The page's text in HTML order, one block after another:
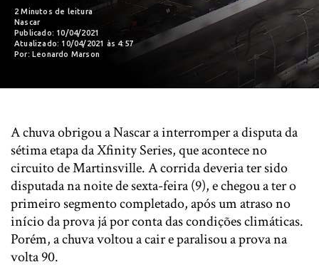
2 Minutos de leitura
Nascar
Publicado: 10/04/2021
Atualizado: 10/04/2021 às 4:57
Por: Leonardo Marson
A chuva obrigou a Nascar a interromper a disputa da
sétima etapa da Xfinity Series, que acontece no
circuito de Martinsville. A corrida deveria ter sido
disputada na noite de sexta-feira (9), e chegou a ter o
primeiro segmento completado, após um atraso no
início da prova já por conta das condições climáticas.
Porém, a chuva voltou a cair e paralisou a prova na
volta 90.